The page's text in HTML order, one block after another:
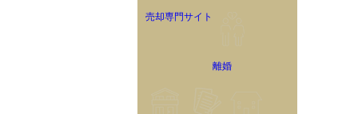
売却専門サイト
離婚